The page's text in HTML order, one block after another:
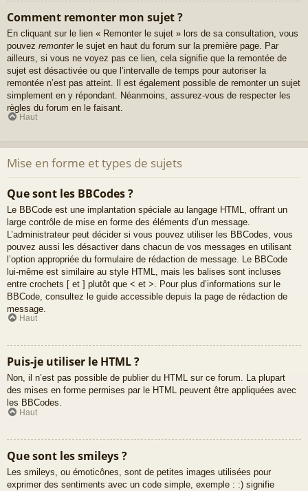
Comment remonter mon sujet ?
En cliquant sur le lien « Remonter le sujet » lors de sa consultation, vous
pouvez remonterle sujet en haut du forum sur la première page. Par
ailleurs, si vous ne voyez pas ce lien, cela signifie que la remontée de
sujet est désactivée ou que l’intervalle de temps pour autoriser la
remontée n’est pas atteint. Il est également possible de remonter un sujet
simplement en y répondant. Néanmoins, assurez-vous de respecter les
règles du forum en le faisant.
Haut
Mise en forme et types de sujets
Que sont les BBCodes ?
Le BBCode est une implantation spéciale au langage HTML, offrant un
large contrôle de mise en forme des éléments d’un message.
L’administrateur peut décider si vous pouvez utiliser les BBCodes, vous
pouvez aussi les désactiver dans chacun de vos messages en utilisant
l’option appropriée du formulaire de rédaction de message. Le BBCode
lui-même est similaire au style HTML, mais les balises sont incluses
entre crochets [ et ] plutôt que < et >. Pour plus d’informations sur le
BBCode, consultez le guide accessible depuis la page de rédaction de
message.
Haut
Puis-je utiliser le HTML ?
Non, il n’est pas possible de publier du HTML sur ce forum. La plupart
des mises en forme permises par le HTML peuvent être appliquées avec
les BBCodes.
Haut
Que sont les smileys ?
Les smileys, ou émoticônes, sont de petites images utilisées pour
exprimer des sentiments avec un code simple, exemple : :) signifie